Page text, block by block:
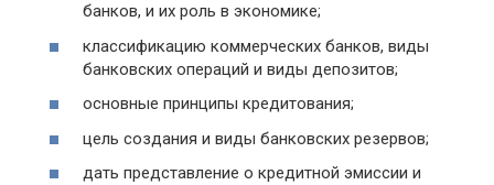
банков, и их роль в экономике;
классификацию коммерческих банков, виды
банковских операций и виды депозитов;
основные принципы кредитования;
цель создания и виды банковских резервов;
дать представление о кредитной эмиссии и